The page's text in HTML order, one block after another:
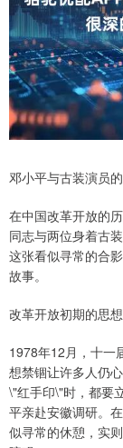
邓小平与古装演员
在中国改革开放的
同志与两位身着古
这张看似寻常的合
故事。
改革开放初期的思
1978年12月，十一
想禁锢让许多人仍
\"红手印\"时，都要
平亲赴安徽调研。
似寻常的休憩，实